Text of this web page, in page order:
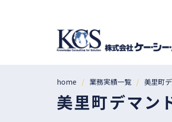
home 業務実績一覧 美里町
美里町デマン